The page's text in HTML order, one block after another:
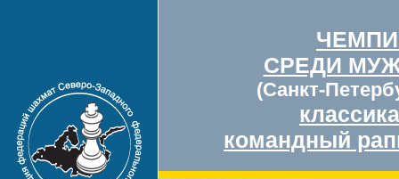
СРЕДИ
(Санкт-
классика
командный